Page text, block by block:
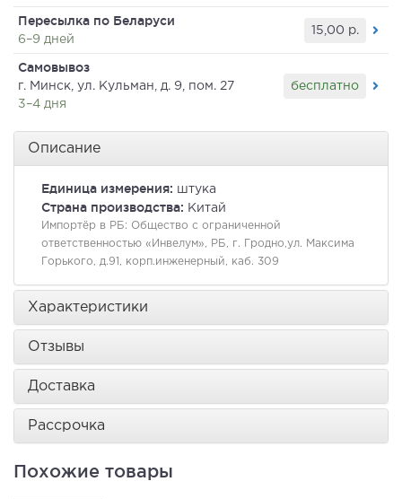
Пересылка по Беларуси
6–9 дней
15,00 р.
Самовывоз
г. Минск, ул. Кульман, д. 9, пом. 27
3–4 дня
бесплатно
Описание
Единица измерения: штука
Страна производства: Китай
Импортёр в РБ: Общество с ограниченной
ответственностью «Инвелум», РБ, г. Гродно,ул. Максима
Горького, д.91, корп.инженерный, каб. 309
Характеристики
Отзывы
Доставка
Рассрочка
Похожие товары